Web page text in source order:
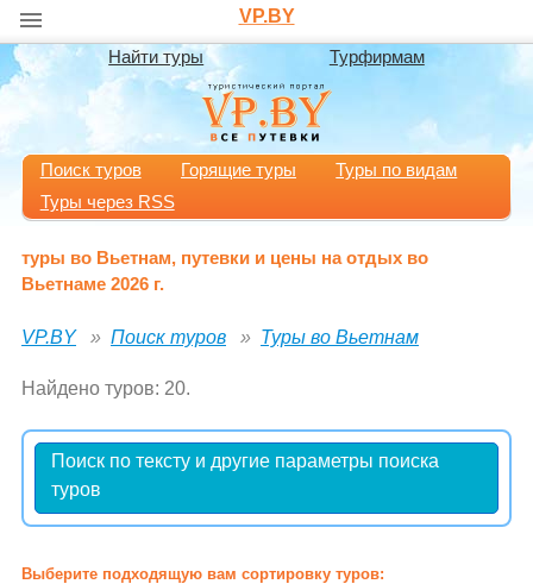
VP.BY
Найти туры Турфирмам
Поиск туров Горящие туры
Туры по видам
Туры через RSS
туры во Вьетнам, путевки и цены на отдых во
Вьетнаме 2026 г.
VP.BY Поиск туров Туры во Вьетнам
Найдено туров: 20.
Поиск по тексту и другие параметры поиска
туров
Выберите подходящую вам сортировку туров: